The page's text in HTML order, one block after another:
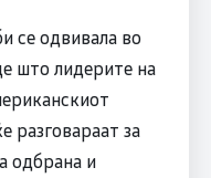
се одвивала во
што лидерите на
разговараат за
одбрана и